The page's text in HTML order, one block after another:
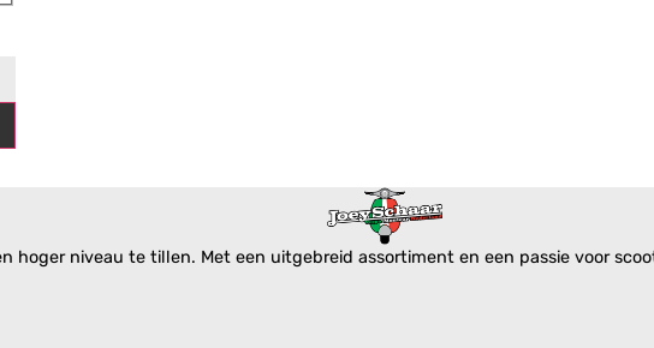
hoger niveau te tillen. Met een uitgebreid assortiment en een passie voor